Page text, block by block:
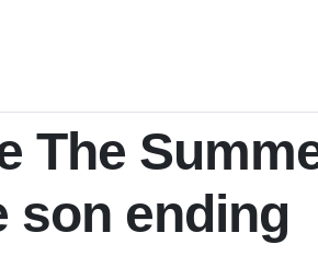
The
son ending